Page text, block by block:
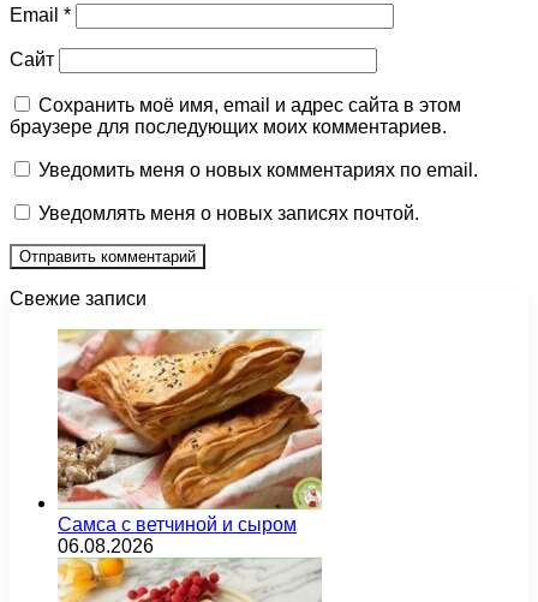
Email *
Сайт
Сохранить моё имя, email и адрес сайта в этом
браузере для последующих моих комментариев.
Уведомить меня о новых комментариях по email.
Уведомлять меня о новых записях почтой.
Свежие записи
Самса с ветчиной и сыром
06.08.2026